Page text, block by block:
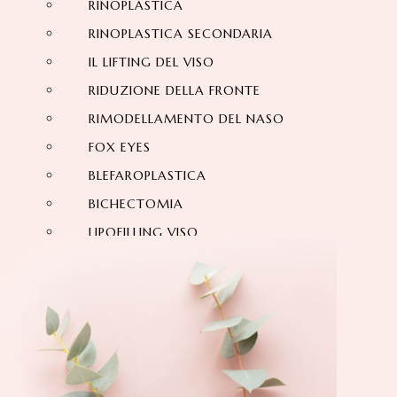
RINOPLASTICA
RINOPLASTICA SECONDARIA
IL LIFTING DEL VISO
RIDUZIONE DELLA FRONTE
RIMODELLAMENTO DEL NASO
FOX EYES
BLEFAROPLASTICA
BICHECTOMIA
LIPOFILLING VISO
ESTETICA DELLA RIDUZIONE FRONTE
LIFTING SOPRACCIGLIO
ESTETICA DENTALE